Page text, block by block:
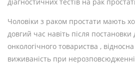
Чоловіки з раком простати мають
довгий час навіть після
онкологічного товариства ,
виживаність при